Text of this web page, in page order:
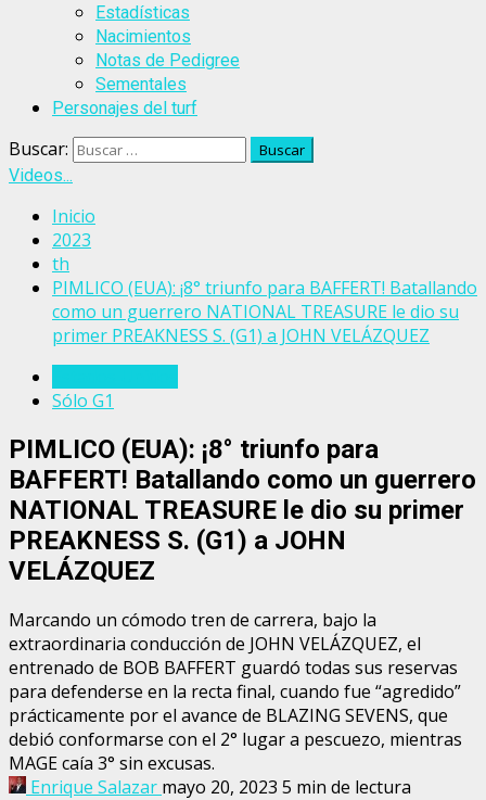
Estadísticas
Nacimientos
Notas de Pedigree
Sementales
Personajes del turf
Buscar:
Videos...
Inicio
2023
th
PIMLICO (EUA): ¡8° triunfo para BAFFERT! Batallando
como un guerrero NATIONAL TREASURE le dio su
primer PREAKNESS S. (G1) a JOHN VELÁZQUEZ
Sólo G1
PIMLICO (EUA): ¡8° triunfo para
BAFFERT! Batallando como un guerrero
NATIONAL TREASURE le dio su primer
PREAKNESS S. (G1) a JOHN
VELÁZQUEZ
Marcando un cómodo tren de carrera, bajo la
extraordinaria conducción de JOHN VELÁZQUEZ, el
entrenado de BOB BAFFERT guardó todas sus reservas
para defenderse en la recta final, cuando fue “agredido”
prácticamente por el avance de BLAZING SEVENS, que
debió conformarse con el 2° lugar a pescuezo, mientras
MAGE caía 3° sin excusas.
Enrique Salazar mayo 20, 2023 5 min de lectura